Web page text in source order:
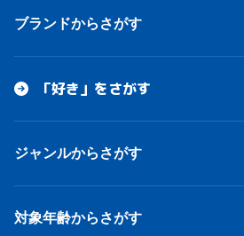
ブランドからさがす
「好き」をさがす
ジャンルからさがす
対象年齢からさがす